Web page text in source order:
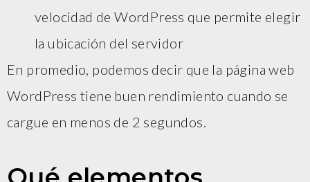
velocidad de WordPress que permite elegir
la ubicación del servidor
En promedio, podemos decir que la página web
WordPress tiene buen rendimiento cuando se
cargue en menos de 2 segundos.